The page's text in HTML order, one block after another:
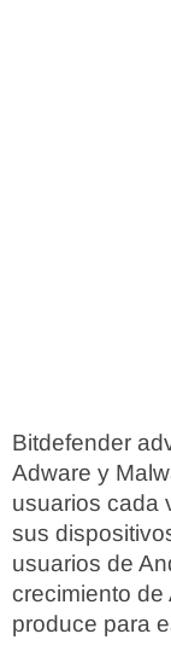
Bitdefender
Adware y
usuarios cada
sus
usuarios de
crecimiento de
produce para